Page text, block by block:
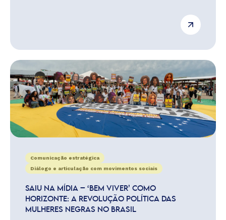
Comunicação estratégica
Diálogo e articulação com movimentos sociais
SAIU NA MÍDIA – ‘BEM VIVER’ COMO
HORIZONTE: A REVOLUÇÃO POLÍTICA DAS
MULHERES NEGRAS NO BRASIL